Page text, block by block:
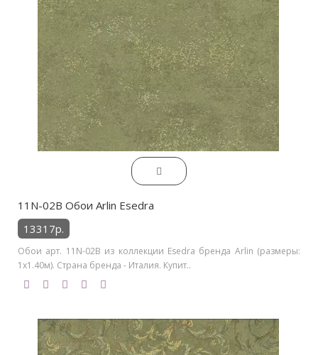
11N-02B Обои Arlin Esedra
13317р.
Обои арт. 11N-02B из коллекции Esedra бренда Arlin (размеры:
1х1.40м). Страна бренда - Италия. Купит..